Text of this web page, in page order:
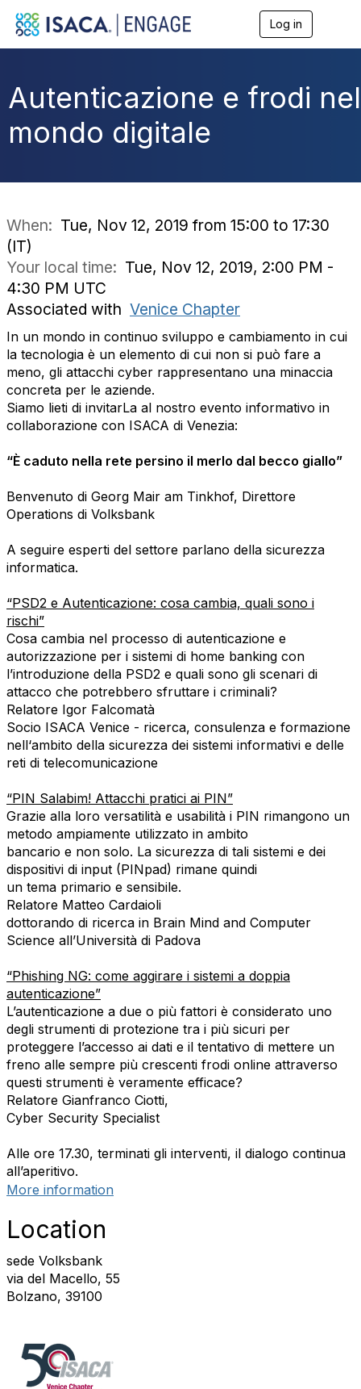
Log in
e
n
a
Autenticazione e frodi nel
mondo digitale
When: Tue, Nov 12, 2019 from 15:00 to 17:30
(IT)
Your local time: Tue, Nov 12, 2019, 2:00 PM -
4:30 PM UTC
Associated with Venice Chapter
In un mondo in continuo sviluppo e cambiamento in cui
la tecnologia è un elemento di cui non si può fare a
meno, gli attacchi cyber rappresentano una minaccia
concreta per le aziende.
Siamo lieti di invitarLa al nostro evento informativo in
collaborazione con ISACA di Venezia:
“È caduto nella rete persino il merlo dal becco giallo”
Benvenuto di Georg Mair am Tinkhof, Direttore
Operations di Volksbank
A seguire esperti del settore parlano della sicurezza
informatica.
“PSD2 e Autenticazione: cosa cambia, quali sono i
rischi”
Cosa cambia nel processo di autenticazione e
autorizzazione per i sistemi di home banking con
l’introduzione della PSD2 e quali sono gli scenari di
attacco che potrebbero sfruttare i criminali?
Relatore Igor Falcomatà
Socio ISACA Venice - ricerca, consulenza e formazione
nell‘ambito della sicurezza dei sistemi informativi e delle
reti di telecomunicazione
“PIN Salabim! Attacchi pratici ai PIN”
Grazie alla loro versatilità e usabilità i PIN rimangono un
metodo ampiamente utilizzato in ambito
bancario e non solo. La sicurezza di tali sistemi e dei
dispositivi di input (PINpad) rimane quindi
un tema primario e sensibile.
Relatore Matteo Cardaioli
dottorando di ricerca in Brain Mind and Computer
Science all’Università di Padova
“Phishing NG: come aggirare i sistemi a doppia
autenticazione”
L’autenticazione a due o più fattori è considerato uno
degli strumenti di protezione tra i più sicuri per
proteggere l’accesso ai dati e il tentativo di mettere un
freno alle sempre più crescenti frodi online attraverso
questi strumenti è veramente efficace?
Relatore Gianfranco Ciotti,
Cyber Security Specialist
Alle ore 17.30, terminati gli interventi, il dialogo continua
all’aperitivo.
More information
Location
sede Volksbank
via del Macello, 55
Bolzano, 39100